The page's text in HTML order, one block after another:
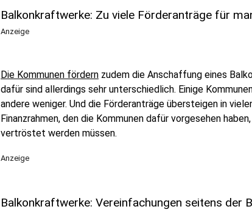
Balkonkraftwerke: Zu viele Förderanträge für
Anzeige
Die Kommunen fördern zudem die Anschaffung eines
dafür sind allerdings sehr unterschiedlich. Einige
andere weniger. Und die Förderanträge übersteigen in
Finanzrahmen, den die Kommunen dafür vorgesehen
vertröstet werden müssen.
Anzeige
Balkonkraftwerke: Vereinfachungen seitens der